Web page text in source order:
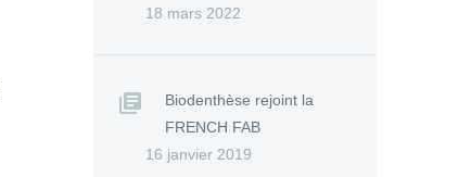
18 mars 2022
Biodenthèse rejoint la
FRENCH FAB
16 janvier 2019